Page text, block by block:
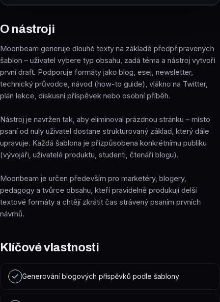
O nástroji
Moonbeam generuje dlouhé texty na základě předpřipravených
šablon – uživatel vybere typ obsahu, zadá téma a nástroj vytvoří
první draft. Podporuje formáty jako blog, esej, newsletter,
technický průvodce, návod (how-to guide), vlákno na Twitter,
plán lekce, diskusní příspěvek nebo osobní příběh.
Nástroj je navržen tak, aby eliminoval prázdnou stránku – místo
psaní od nuly uživatel dostane strukturovaný základ, který dále
upravuje. Každá šablona je přizpůsobena konkrétnímu publiku
(vývojáři, uživatelé produktu, studenti, čtenáři blogu).
Moonbeam je určen především pro marketéry, blogery,
pedagogy a tvůrce obsahu, kteří pravidelně produkují delší
textové formáty a chtějí zkrátit čas strávený psaním prvních
návrhů.
Klíčové vlastnosti
Generování blogových příspěvků podle šablony